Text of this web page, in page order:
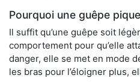
Pourquoi une guêpe
Il suffit qu’une guêpe soit
comportement pour qu’elle
danger, elle se met en mode
les bras pour l’éloigner plus,